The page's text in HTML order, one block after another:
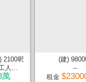
2100呎
人...
萬
(建)
--
租金